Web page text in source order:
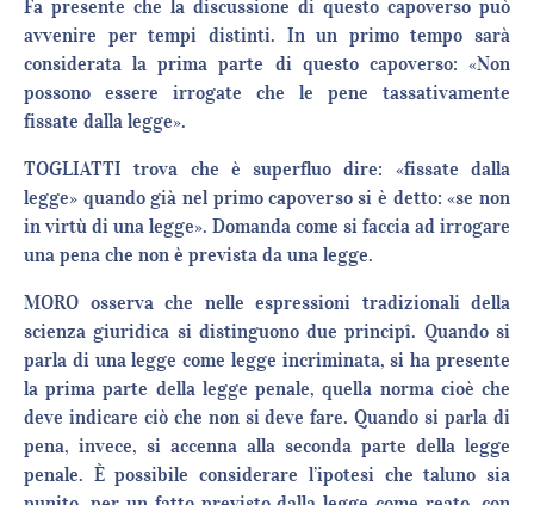
Fa presente che la discussione di questo capoverso può
avvenire per tempi distinti. In un primo tempo sarà
considerata la prima parte di questo capoverso: «Non
possono essere irrogate che le pene tassativamente
fissate dalla legge».
TOGLIATTI trova che è superfluo dire: «fissate dalla
legge» quando già nel primo capoverso si è detto: «se non
in virtù di una legge». Domanda come si faccia ad irrogare
una pena che non è prevista da una legge.
MORO osserva che nelle espressioni tradizionali della
scienza giuridica si distinguono due principî. Quando si
parla di una legge come legge incriminata, si ha presente
la prima parte della legge penale, quella norma cioè che
deve indicare ciò che non si deve fare. Quando si parla di
pena, invece, si accenna alla seconda parte della legge
penale. È possibile considerare l’ipotesi che taluno sia